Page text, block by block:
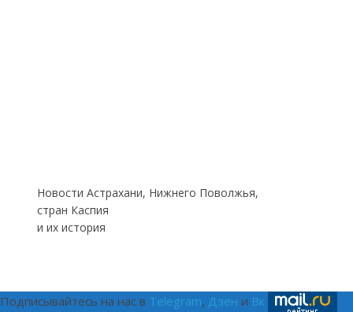
Новости Астрахани, Нижнего Поволжья,
стран Каспия
и их история
Подписывайтесь на нас в Telegram, Дзен и Вк